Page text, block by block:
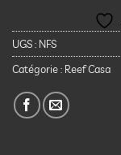
UGS : NFS
Catégorie : Reef Casa